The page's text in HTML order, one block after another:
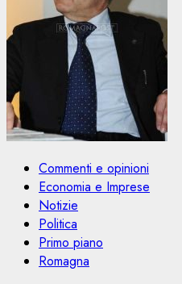
Commenti e opinioni
Economia e Imprese
Notizie
Politica
Primo piano
Romagna